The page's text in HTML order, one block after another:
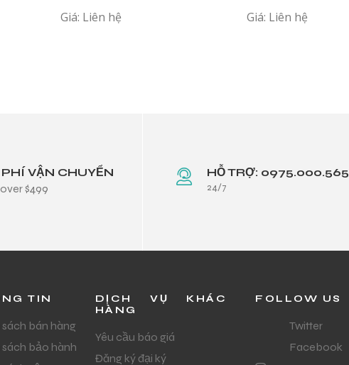
Giá: Liên hệ Giá: Liên hệ
VẬN CHUYỂN
$499
HỖ TRỢ: 0975.000.565
24/7
TIN
sách bán hàng
sách bảo hành
DỊCH VỤ KHÁC
HÀNG
Yêu cầu báo giá
Đăng ký đại ký
FOLLOW US
Twitter
Facebook